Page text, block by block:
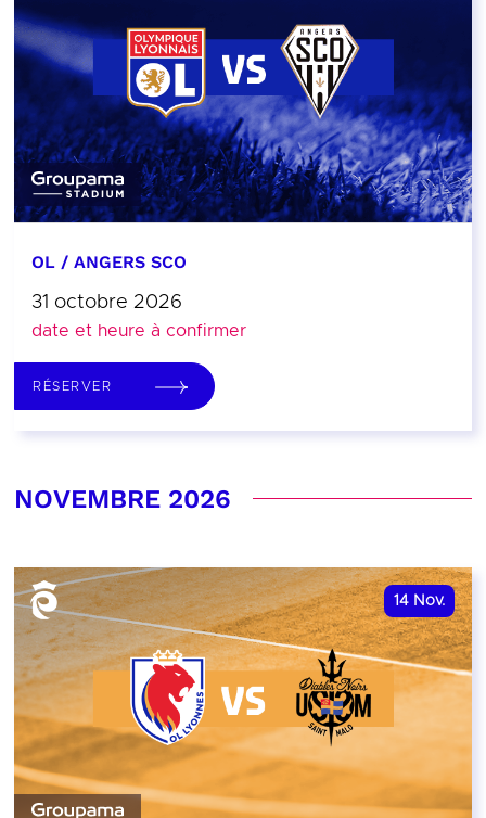
OL / ANGERS SCO
31 octobre 2026
date et heure à confirmer
RÉSERVER
NOVEMBRE 2026
14 Nov.